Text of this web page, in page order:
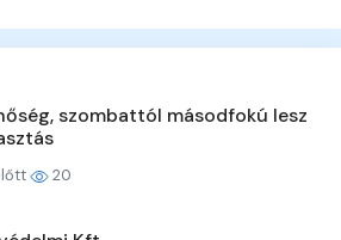
szombattól másodfokú lesz
20